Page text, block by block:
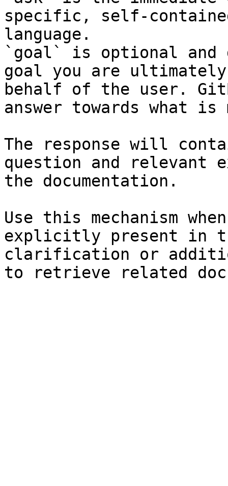
specific, self-
language.
`goal` is optional and
goal you are
behalf of the user.
answer towards what
The response will
question and relevant
the documentation.
Use this mechanism
explicitly present in
clarification or